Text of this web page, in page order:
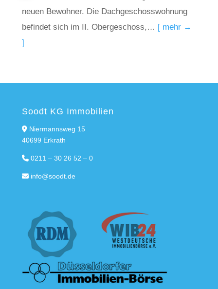
neuen Bewohner. Die Dachgeschosswohnung
befindet sich im II. Obergeschoss,… [ mehr →
]
Soodt KG Immobilien
Niermannsweg 15
40699 Erkrath
0211 – 30 26 52 – 0
info@soodt.de